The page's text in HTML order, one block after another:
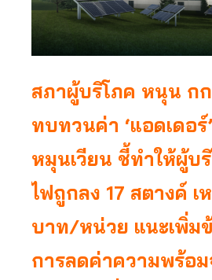
สภาผู้บริโภค หนุน ก
ทบทวนค่า ‘แอดเดอ
หมุนเวียน ชี้ทำให้ผู้บ
ไฟถูกลง 17 สตางค์ เ
บาท/หน่วย แนะเพิ่มข้
การลดค่าความพร้อ